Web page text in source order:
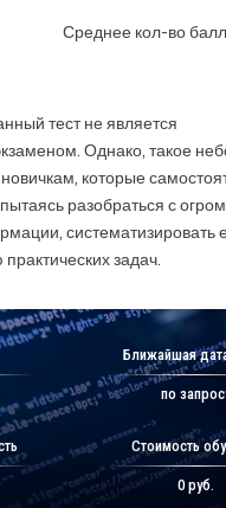
Среднее кол-во
тест не является
Однако, такое
которые
разобраться с
систематизировать
задач.
Ближайшая
по
Стоимость
0 руб.